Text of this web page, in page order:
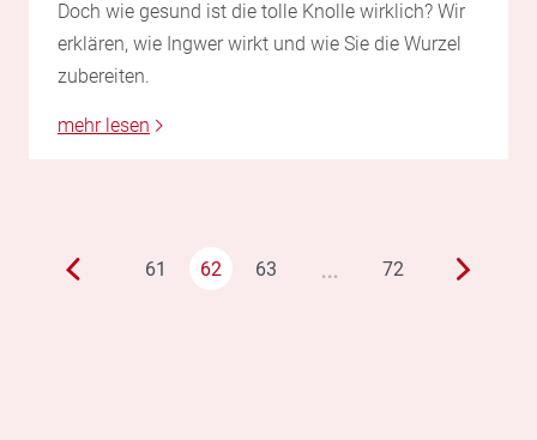
Doch wie gesund ist die tolle Knolle wirklich? Wir
erklären, wie Ingwer wirkt und wie Sie die Wurzel
zubereiten.
mehr lesen
61 62 63 … 72